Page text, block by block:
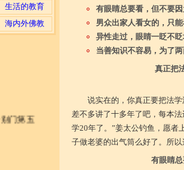
生活的教育
海内外佛教
有眼睛总要看，但不要
男众出家人看女的，只
异性走过，眼睛一眨不
当善知识不容易，为了
真正把
说实在的，你真正要把法
差不多讲了十多年了吧，每本
学20年了。”姜太公钓鱼，愿者
子做老婆的出气筒么好了。所
有眼睛
门第五